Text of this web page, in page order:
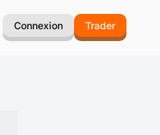
Connexion Trader